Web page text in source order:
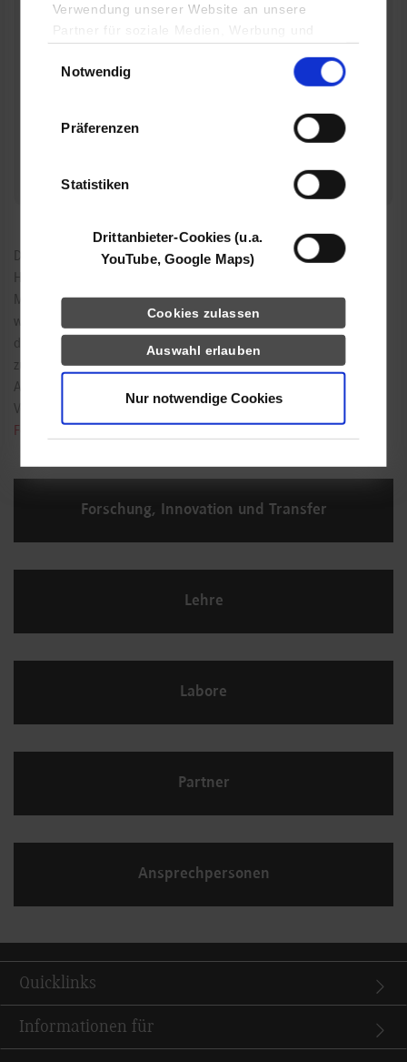
Verwendung unserer Website an unsere
Partner für soziale Medien, Werbung und
YouTube, Google Maps) führen diese
Daten zusammen, die Sie ihnen bereitgestellt
haben oder die sie im Rahmen Ihrer Nutzung
Notwendig
Präferenzen
Statistiken
Drittanbieter-Cookies (u.a.
YouTube, Google Maps)
Cookies zulassen
Auswahl erlauben
Nur notwendige Cookies
Die Digitalisierung bringt immer mehr und größere
Herausforderungen für die Schnittstelle zwischen Mensch und
Maschine mit sich. Aktuelle Entwicklungen auf diesem Gebiet
werden im IILAB beobachtet, in Forschungsarbeiten vertieft und in
die Lehre integriert. Im Dialog mit den Dualen Partnern werden
zudem aktuelle Themen diskutiert. Diese können dann in
Aufgabenstellungen für den wissenschaftlich begleiteten
Vorlesungsbetrieb umgesetzt werden oder auch zu
Forschungs- und Anwendungsprojekten
Forschung, Innovation und Transfer
Lehre
Labore
Partner
Ansprechpersonen
Quicklinks
Informationen für